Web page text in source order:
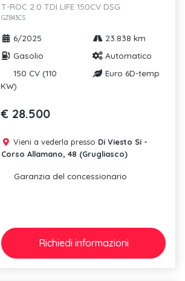
T-ROC 2.0 TDI LIFE 150CV DSG
GZ843CS
6/2025
23.838 km
Gasolio
Automatico
150 CV (110
KW)
Euro 6D-temp
€ 28.500
Vieni a vederla presso Di Viesto Si -
Corso Allamano, 48 (Grugliasco)
Garanzia del concessionario
Richiedi informazioni